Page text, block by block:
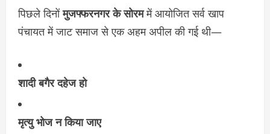
पिछले दिनोंमुजफ्फरनगर के सोरममें आयोजित सर्व खाप
पंचायत में जाट समाज से एक अहम अपील की गई थी—
शादी बगैर दहेज हो
मृत्यु भोज न किया जाए